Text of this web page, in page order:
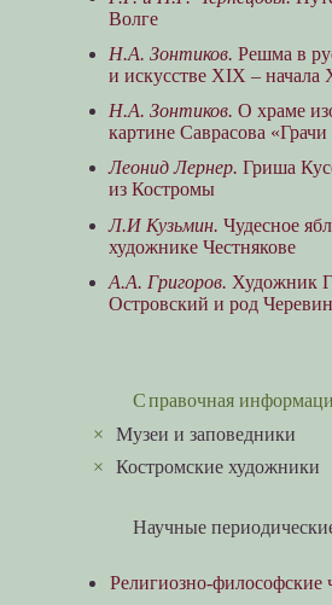
Волге
Н.А. Зонтиков. Решма в
и искусстве XIX – начала
Н.А. Зонтиков. О храме
картине Саврасова
Леонид Лернер. Гриша
из Костромы
Л.И Кузьмин. Чудесное
художнике Честнякове
А.А. Григоров. Художник
Островский и род
Справочная
×Музеи и заповедники
×Костромские художники
Научные
Религиозно-философские